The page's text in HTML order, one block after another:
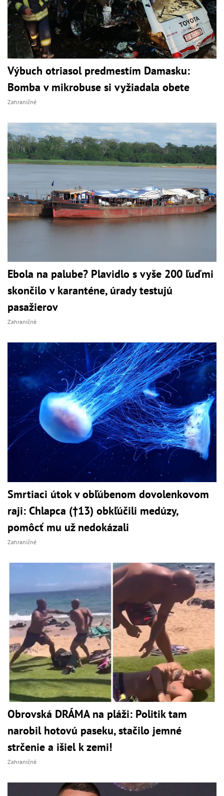
Výbuch otriasol predmestím Damasku:
Bomba v mikrobuse si vyžiadala obete
Zahraničné
Ebola na palube? Plavidlo s vyše 200 ľuďmi
skončilo v karanténe, úrady testujú
pasažierov
Zahraničné
Smrtiaci útok v obľúbenom dovolenkovom
raji: Chlapca (†13) obkľúčili medúzy,
pomôcť mu už nedokázali
Zahraničné
Obrovská DRÁMA na pláži: Politik tam
narobil hotovú paseku, stačilo jemné
strčenie a išiel k zemi!
Zahraničné